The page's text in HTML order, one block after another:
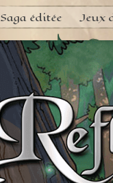
Saga éditée Jeux